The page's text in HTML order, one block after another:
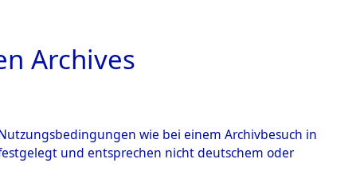
Archives
wie bei einem Archivbesuch in
und entsprechen nicht deutschem oder